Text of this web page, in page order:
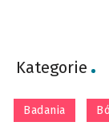
Kategorie
Badania